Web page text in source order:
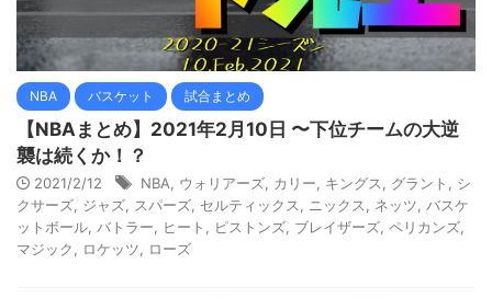
NBA バスケット 試合まとめ
【NBAまとめ】2021年2月10日 〜下位チームの大逆
襲は続くか！？
2021/2/12 NBA, ウォリアーズ, カリー, キングス, グラント , シ
クサーズ, ジャズ, スパーズ, セルティックス, ニックス, ネッツ, バスケ
ットボール, バトラー, ヒート , ピストンズ, ブレイザーズ, ペリカンズ,
マジック, ロケッツ, ローズ